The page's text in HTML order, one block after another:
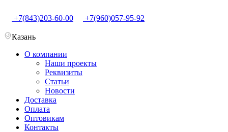
+7(843)203-60-00 +7(960)057-95-92
Казань
О компании
Наши проекты
Реквизиты
Статьи
Новости
Доставка
Оплата
Оптовикам
Контакты